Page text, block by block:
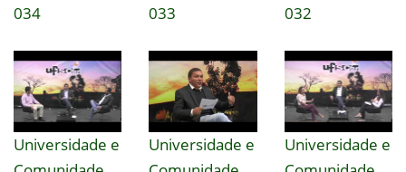
034
033
032
Universidade e
Universidade e
Universidade e